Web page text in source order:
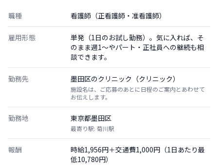
職種 看護師（正看護師・准看護師）
雇用形態
単発（1日のお試し勤務）。気に入れば、そ
のまま週1〜やパート・正社員への継続も相
談できます。
勤務先 墨田区のクリニック（クリニック）
施設名は、ご応募のあとに日程のご案内とあわせて
お伝えします。
勤務地 東京都墨田区
最寄り駅: 菊川駅
報酬
時給1,956円＋交通費1,000円（1日あたり最
低10,780円）